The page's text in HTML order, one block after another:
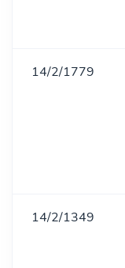
14/2/1779
14/2/1349